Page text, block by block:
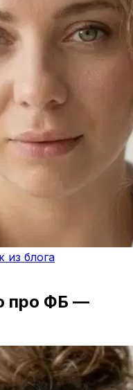
из блога
про ФБ —